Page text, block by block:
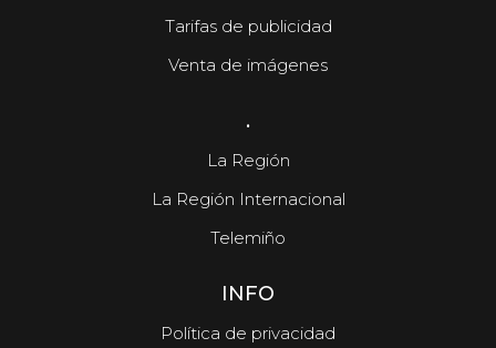
Tarifas de publicidad
Venta de imágenes
.
La Región
La Región Internacional
Telemiño
INFO
Política de privacidad